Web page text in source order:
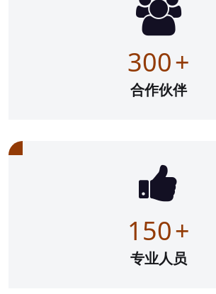
300+
合作伙伴
150+
专业人员